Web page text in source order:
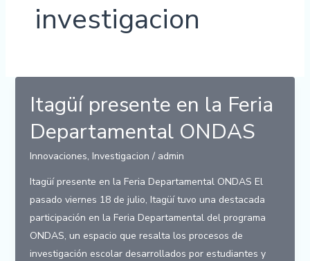
investigacion
Itagüí presente en la Feria
Departamental ONDAS
Innovaciones, Investigacion / admin
Itagüí presente en la Feria Departamental ONDAS El
pasado viernes 18 de julio, Itagüí tuvo una destacada
participación en la Feria Departamental del programa
ONDAS, un espacio que resalta los procesos de
investigación escolar desarrollados por estudiantes y